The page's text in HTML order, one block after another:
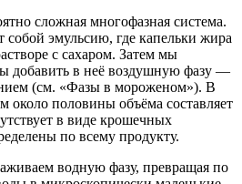
сложная многофазная система.
собой эмульсию, где капельки жира
с сахаром. Затем мы
добавить в неё воздушную фазу —
(см. «Фазы в мороженом»). В
половины объёма составляет
в виде крошечных
по всему продукту.
водную фазу, превращая по